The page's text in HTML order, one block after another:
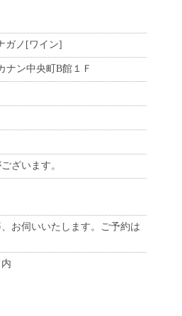
ガノ[ワイン]
ナン中央町B館１Ｆ
ざいます。
お伺いいたします。ご予約は